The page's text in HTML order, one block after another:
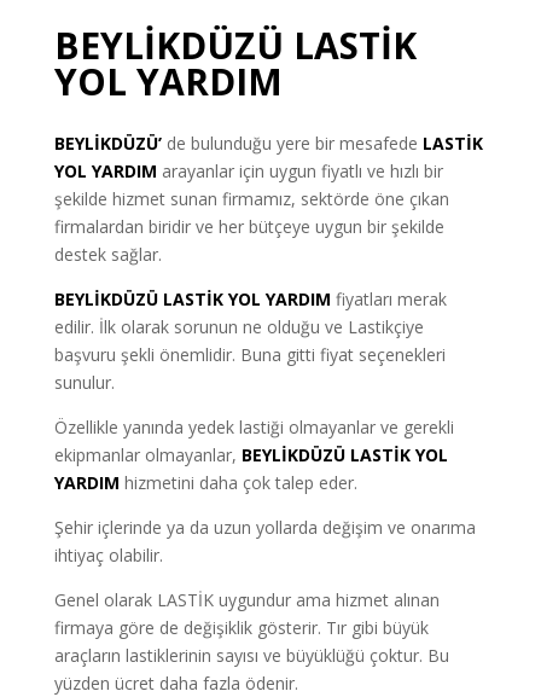
BEYLİKDÜZÜ LASTİK
YOL YARDIM
BEYLİKDÜZÜ’de bulunduğu yere bir mesafede LASTİK
YOL YARDIM arayanlar için uygun fiyatlı ve hızlı bir
şekilde hizmet sunan firmamız, sektörde öne çıkan
firmalardan biridir ve her bütçeye uygun bir şekilde
destek sağlar.
BEYLİKDÜZÜ LASTİK YOL YARDIM fiyatları merak
edilir. İlk olarak sorunun ne olduğu ve Lastikçiye
başvuru şekli önemlidir. Buna gitti fiyat seçenekleri
sunulur.
Özellikle yanında yedek lastiği olmayanlar ve gerekli
ekipmanlar olmayanlar, BEYLİKDÜZÜ LASTİK YOL
YARDIM hizmetini daha çok talep eder.
Şehir içlerinde ya da uzun yollarda değişim ve onarıma
ihtiyaç olabilir.
Genel olarak LASTİK uygundur ama hizmet alınan
firmaya göre de değişiklik gösterir. Tır gibi büyük
araçların lastiklerinin sayısı ve büyüklüğü çoktur. Bu
yüzden ücret daha fazla ödenir.